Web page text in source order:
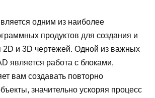
одним из наиболее
продуктов для создания и
2D и 3D чертежей. Одной из важных
является работа с блоками,
вам создавать повторно
значительно ускоряя процесс